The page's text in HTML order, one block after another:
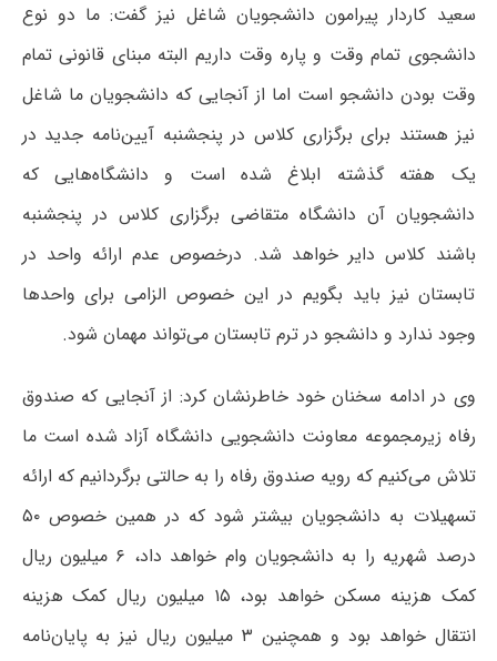
سعید کاردار پیرامون دانشجویان شاغل نیز گفت: ما دو نوع
دانشجوی تمام وقت و پاره وقت داریم البته مبنای قانونی تمام
وقت بودن دانشجو است اما از آنجایی که دانشجویان ما شاغل
نیز هستند برای برگزاری کلاس در پنجشنبه آیین‌نامه جدید در
یک هفته گذشته ابلاغ شده است و دانشگاه‌هایی که
دانشجویان آن دانشگاه متقاضی برگزاری کلاس در پنجشنبه
باشند کلاس دایر خواهد شد. درخصوص عدم ارائه واحد در
تابستان نیز باید بگویم در این خصوص الزامی برای واحدها
وجود ندارد و دانشجو در ترم تابستان می‌تواند مهمان شود.
وی در ادامه سخنان خود خاطرنشان کرد: از آنجایی که صندوق
رفاه زیرمجموعه معاونت دانشجویی دانشگاه آزاد شده است ما
تلاش می‌کنیم که رویه صندوق رفاه را به حالتی برگردانیم که ارائه
تسهیلات به دانشجویان بیشتر شود که در همین خصوص ۵۰
درصد شهریه را به دانشجویان وام خواهد داد، ۶ میلیون ریال
کمک هزینه مسکن خواهد بود، ۱۵ میلیون ریال کمک هزینه
انتقال خواهد بود و همچنین ۳ میلیون ریال نیز به پایان‌نامه